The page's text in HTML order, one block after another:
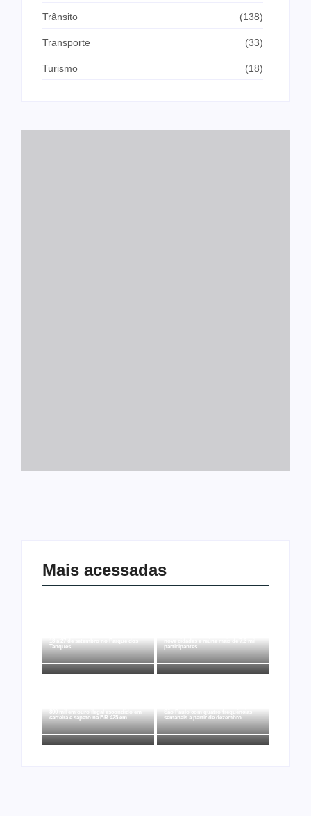
Trânsito (138)
Transporte (33)
Turismo (18)
Mais acessadas
18 a 27 de setembro no Parque dos
Tanques
nove cidades e reúne mais de 7,3 mil
participantes
carteira e sapato na BR 425 em…
semanais a partir de dezembro